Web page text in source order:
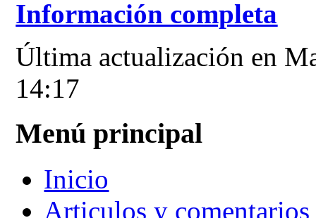
Información completa
Última actualización en
14:17
Menú principal
Inicio
Articulos y comentarios